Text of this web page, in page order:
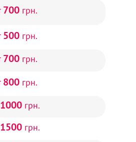
700грн.
500грн.
700грн.
800грн.
1000 грн.
1500 грн.